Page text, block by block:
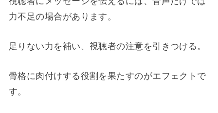
力不足の場合があります。
足りない力を補い、視聴者の注意を引きつける。
骨格に肉付けする役割を果たすのがエフェクトで
す。